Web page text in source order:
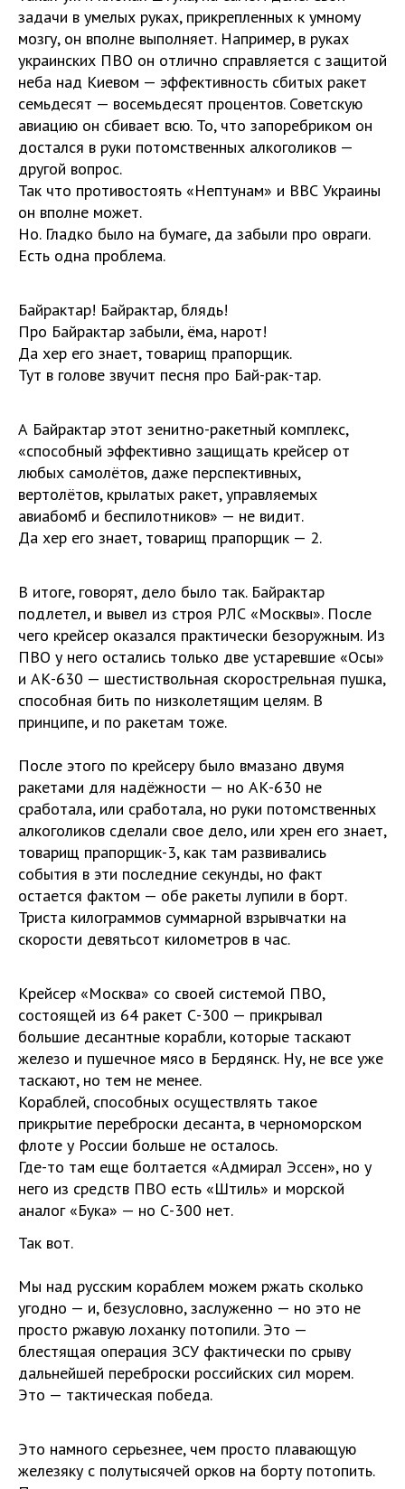
задачи в умелых руках, прикрепленных к умному
мозгу, он вполне выполняет. Например, в руках
украинских ПВО он отлично справляется с защитой
неба над Киевом — эффективность сбитых ракет
семьдесят — восемьдесят процентов. Советскую
авиацию он сбивает всю. То, что запоребриком он
достался в руки потомственных алкоголиков —
другой вопрос.
Так что противостоять «Нептунам» и ВВС Украины
он вполне может.
Но. Гладко было на бумаге, да забыли про овраги.
Есть одна проблема.
Байрактар! Байрактар, блядь!
Про Байрактар забыли, ёма, нарот!
Да хер его знает, товарищ прапорщик.
Тут в голове звучит песня про Бай-рак-тар.
А Байрактар этот зенитно-ракетный комплекс,
«способный эффективно защищать крейсер от
любых самолётов, даже перспективных,
вертолётов, крылатых ракет, управляемых
авиабомб и беспилотников» — не видит.
Да хер его знает, товарищ прапорщик — 2.
В итоге, говорят, дело было так. Байрактар
подлетел, и вывел из строя РЛС «Москвы». После
чего крейсер оказался практически безоружным. Из
ПВО у него остались только две устаревшие «Осы»
и АК-630 — шестиствольная скорострельная пушка,
способная бить по низколетящим целям. В
принципе, и по ракетам тоже.
После этого по крейсеру было вмазано двумя
ракетами для надёжности — но АК-630 не
сработала, или сработала, но руки потомственных
алкоголиков сделали свое дело, или хрен его знает,
товарищ прапорщик-3, как там развивались
события в эти последние секунды, но факт
остается фактом — обе ракеты лупили в борт.
Триста килограммов суммарной взрывчатки на
скорости девятьсот километров в час.
Крейсер «Москва» со своей системой ПВО,
состоящей из 64 ракет С-300 — прикрывал
большие десантные корабли, которые таскают
железо и пушечное мясо в Бердянск. Ну, не все уже
таскают, но тем не менее.
Кораблей, способных осуществлять такое
прикрытие переброски десанта, в черноморском
флоте у России больше не осталось.
Где-то там еще болтается «Адмирал Эссен», но у
него из средств ПВО есть «Штиль» и морской
аналог «Бука» — но С-300 нет.
Так вот.
Мы над русским кораблем можем ржать сколько
угодно — и, безусловно, заслуженно — но это не
просто ржавую лоханку потопили. Это —
блестящая операция ЗСУ фактически по срыву
дальнейшей переброски российских сил морем.
Это — тактическая победа.
Это намного серьезнее, чем просто плавающую
железяку с полутысячей орков на борту потопить.